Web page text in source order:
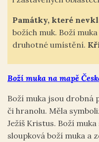
Památky, které
božích muk. Boží
druhotné umístění.
Boží muka na mapě
Boží muka jsou drobná
či hranolu. Měla
Ježíš Kristus. Boží
sloupková boží muka a